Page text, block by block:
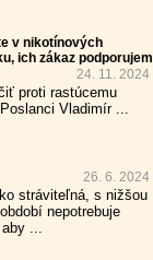
v nikotínových
ich zákaz podporujem
24. 11. 2024
proti rastúcemu
Vladimír ...
26. 6. 2024
stráviteľná, s nižšou
nepotrebuje
...